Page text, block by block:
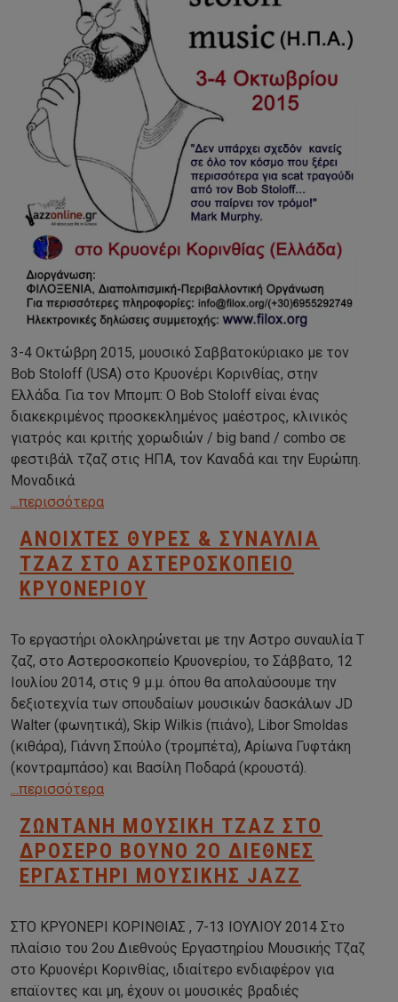
3-4 Οκτώβρη 2015, μουσικό Σαββατοκύριακο με τον
Bob Stoloff (USA) στο Κρυονέρι Κορινθίας, στην
Ελλάδα. Για τον Μπομπ: O Bob Stoloff είναι ένας
διακεκριμένος προσκεκλημένος μαέστρος, κλινικός
γιατρός και κριτής χορωδιών / big band / combo σε
φεστιβάλ τζαζ στις ΗΠΑ, τον Καναδά και την Ευρώπη.
Μοναδικά
...περισσότερα
ΑΝΟΙΧΤΈΣ ΘΎΡΕΣ & ΣΥΝΑΥΛΊΑ
ΤΖΑΖ ΣΤΟ ΑΣΤΕΡΟΣΚΟΠΕΊΟ
ΚΡΥΟΝΕΡΊΟΥ
Το εργαστήρι ολοκληρώνεται με την Αστρο συναυλία Τ
ζαζ, στο Αστεροσκοπείο Κρυονερίου, το Σάββατο, 12
Ιουλίου 2014, στις 9 μ.μ. όπου θα απολαύσουμε την
δεξιοτεχνία των σπουδαίων μουσικών δασκάλων JD
Walter (φωνητικά), Skip Wilkis (πιάνο), Libor Smoldas
(κιθάρα), Γιάννη Σπούλο (τρομπέτα), Αρίωνα Γυφτάκη
(κοντραμπάσο) και Βασίλη Ποδαρά (κρουστά).
...περισσότερα
ΖΩΝΤΑΝΉ ΜΟΥΣΙΚΉ ΤΖΑΖ ΣΤΟ
ΔΡΟΣΕΡΌ ΒΟΥΝΌ 2O ΔΙΕΘΝΕΣ
ΕΡΓΑΣΤΗΡΙ ΜΟΥΣΙΚΗΣ JAZZ
ΣΤΟ ΚΡΥΟΝΕΡΙ ΚΟΡΙΝΘΙΑΣ , 7-13 ΙΟΥΛΙΟΥ 2014 Στο
πλαίσιο του 2ου Διεθνούς Εργαστηρίου Μουσικής Τζαζ
στο Κρυονέρι Κορινθίας, ιδιαίτερο ενδιαφέρον για
επαϊοντες και μη, έχουν οι μουσικές βραδιές